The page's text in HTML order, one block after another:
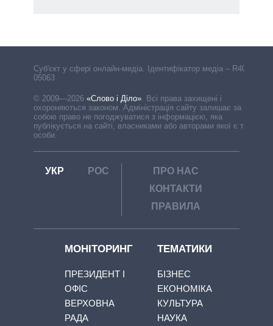
Cуб'єкт у сфері онлайн-медіа. Ідентифікатор медіа – R40-
05063
© 2009—2026 «Слово і Діло». Всі права захищені і
охороняються законом. Адміністрація сайту залишає за
собою право не погоджуватися з інформацією, яка
публікується на сайті, власниками або авторами якої є треті
особи.
УКР РОС
ПРО НАС
КОНТАКТИ
ПРАВИЛА
МОНІТОРИНГ
ПРЕЗИДЕНТ І
ОФІС
ВЕРХОВНА
РАДА
ТЕМАТИКИ
БІЗНЕС
ЕКОНОМІКА
КУЛЬТУРА
НАУКА